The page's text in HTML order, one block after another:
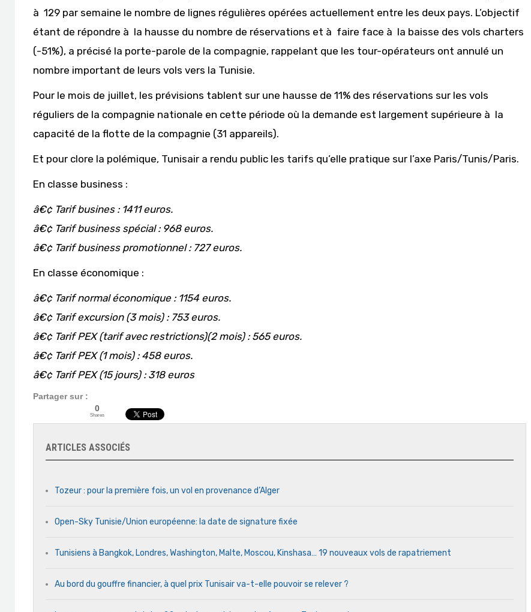
à 129 par semaine le nombre de lignes régulières opérées actuellement entre les deux pays. L’objectif
étant de répondre à la hausse du nombre de réservations et à faire face à la baisse des vols charters
(-51%), a précisé la porte-parole de la compagnie, rappelant que les tour-opérateurs ont annulé un
nombre important de leurs vols vers la Tunisie.
Pour le mois de juillet, les prévisions tablent sur une hausse de 11% des réservations sur les vols
réguliers de la compagnie nationale en cette période où la demande est largement supérieure à la
capacité de la flotte de la compagnie (31 appareils).
Et pour clore la polémique, Tunisair a rendu public les tarifs qu’elle pratique sur l’axe Paris/Tunis/Paris.
En classe business :
â€¢ Tarif busines : 1411 euros.
â€¢ Tarif business spécial : 968 euros.
â€¢ Tarif business promotionnel : 727 euros.
En classe économique :
â€¢ Tarif normal économique : 1154 euros.
â€¢ Tarif excursion (3 mois) : 753 euros.
â€¢ Tarif PEX (tarif avec restrictions)(2 mois) : 565 euros.
â€¢ Tarif PEX (1 mois) : 458 euros.
â€¢ Tarif PEX (15 jours) : 318 euros
Partager sur :
0
Shares
ARTICLES ASSOCIÉS
Tozeur : pour la première fois, un vol en provenance d’Alger
Open-Sky Tunisie/Union européenne: la date de signature fixée
Tunisiens à Bangkok, Londres, Washington, Malte, Moscou, Kinshasa… 19 nouveaux vols de rapatriement
Au bord du gouffre financier, à quel prix Tunisair va-t-elle pouvoir se relever ?